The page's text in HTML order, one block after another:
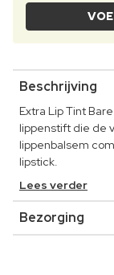
Beschrijving
Extra Lip Tint
lippenstift die de
lippenbalsem
lipstick.
Lees verder
Bezorging